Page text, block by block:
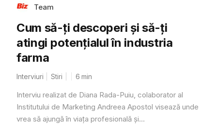
Team
Cum să-ţi descoperi şi să-ţi
atingi potențialul în industria
farma
Interviuri Stiri 6 min
Interviu realizat de Diana Rada-Puiu, colaborator al
Institutului de Marketing Andreea Apostol visează unde
vrea să ajungă în viaţa profesională şi...